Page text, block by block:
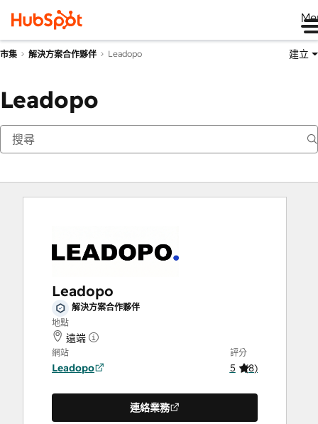
市集 解決方案合作夥伴 Leadopo 建立
Leadopo
Leadopo
解決方案合作夥伴
地點
遠端
網站
Leadopo
評分
5 (8)
連絡業務